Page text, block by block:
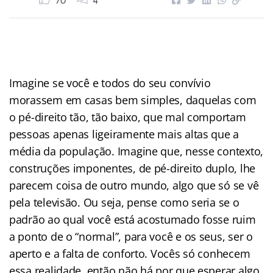
Imagine se você e todos do seu convívio
morassem em casas bem simples, daquelas com
o pé-direito tão, tão baixo, que mal comportam
pessoas apenas ligeiramente mais altas que a
média da população. Imagine que, nesse contexto,
construções imponentes, de pé-direito duplo, lhe
parecem coisa de outro mundo, algo que só se vê
pela televisão. Ou seja, pense como seria se o
padrão ao qual você está acostumado fosse ruim
a ponto de o “normal”, para você e os seus, ser o
aperto e a falta de conforto. Vocês só conhecem